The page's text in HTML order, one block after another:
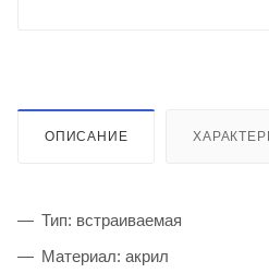
ОПИСАНИЕ
Тип: встраиваемая
Материал: акрил